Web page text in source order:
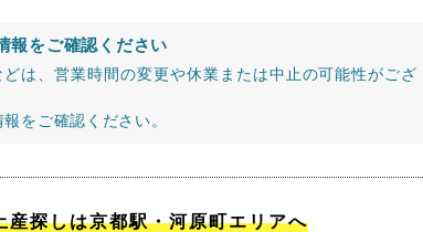
報をご確認ください
は、営業時間の変更や休業または中止の可能性がござ
をご確認ください。
産探しは京都駅・河原町エリアへ